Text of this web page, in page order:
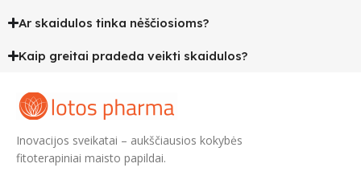
Ar skaidulos tinka nėščiosioms?
Kaip greitai pradeda veikti skaidulos?
Inovacijos sveikatai – aukščiausios kokybės
fitoterapiniai maisto papildai.